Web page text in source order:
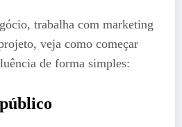
trabalha com marketing
veja como começar
de forma simples: